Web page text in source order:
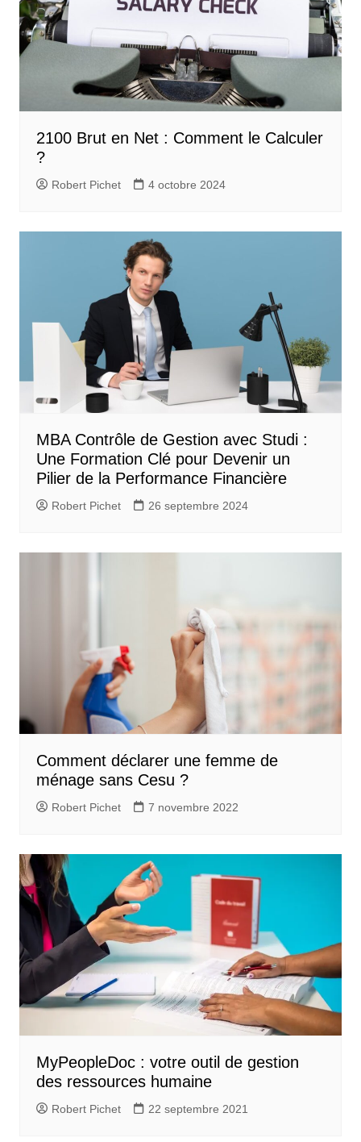
2100 Brut en Net : Comment le Calculer
?
Robert Pichet 4 octobre 2024
MBA Contrôle de Gestion avec Studi :
Une Formation Clé pour Devenir un
Pilier de la Performance Financière
Robert Pichet 26 septembre 2024
Comment déclarer une femme de
ménage sans Cesu ?
Robert Pichet 7 novembre 2022
MyPeopleDoc : votre outil de gestion
des ressources humaine
Robert Pichet 22 septembre 2021